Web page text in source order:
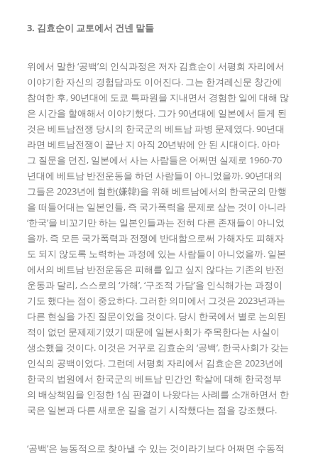
3. 김효순이 교토에서 건넨 말들
위에서 말한 ‘공백’의 인식과정은 저자 김효순이 서평회 자리에서
이야기한 자신의 경험담과도 이어진다. 그는 한겨레신문 창간에
참여한 후, 90년대에 도쿄 특파원을 지내면서 경험한 일에 대해 많
은 시간을 할애해서 이야기했다. 그가 90년대에 일본에서 듣게 된
것은 베트남전쟁 당시의 한국군의 베트남 파병 문제였다. 90년대
라면 베트남전쟁이 끝난 지 아직 20년밖에 안 된 시대이다. 아마
그 질문을 던진, 일본에서 사는 사람들은 어쩌면 실제로 1960-70
년대에 베트남 반전운동을 하던 사람들이 아니었을까. 90년대의
그들은 2023년에 혐한(嫌韓)을 위해 베트남에서의 한국군의 만행
을 떠들어대는 일본인들, 즉 국가폭력을 문제로 삼는 것이 아니라
‘한국’을 비꼬기만 하는 일본인들과는 전혀 다른 존재들이 아니었
을까. 즉 모든 국가폭력과 전쟁에 반대함으로써 가해자도 피해자
도 되지 않도록 노력하는 과정에 있는 사람들이 아니었을까. 일본
에서의 베트남 반전운동은 피해를 입고 싶지 않다는 기존의 반전
운동과 달리, 스스로의 ‘가해’, ‘구조적 가담’을 인식해가는 과정이
기도 했다는 점이 중요하다. 그러한 의미에서 그것은 2023년과는
다른 현실을 가진 질문이었을 것이다. 당시 한국에서 별로 논의된
적이 없던 문제제기였기 때문에 일본사회가 주목한다는 사실이
생소했을 것이다. 이것은 거꾸로 김효순의 ‘공백’, 한국사회가 갖는
인식의 공백이었다. 그런데 서평회 자리에서 김효순은 2023년에
한국의 법원에서 한국군의 베트남 민간인 학살에 대해 한국정부
의 배상책임을 인정한 1심 판결이 나왔다는 사례를 소개하면서 한
국은 일본과 다른 새로운 길을 걷기 시작했다는 점을 강조했다.
‘공백’은 능동적으로 찾아낼 수 있는 것이라기보다 어쩌면 수동적